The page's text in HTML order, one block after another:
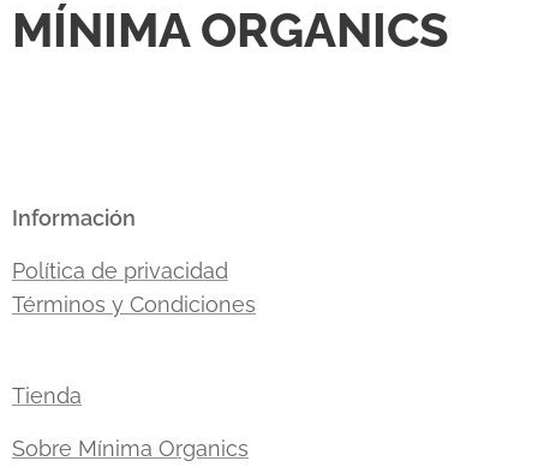
MÍNIMA ORGANICS
Información
Política de privacidad
Términos y Condiciones
Tienda
Sobre Mínima Organics